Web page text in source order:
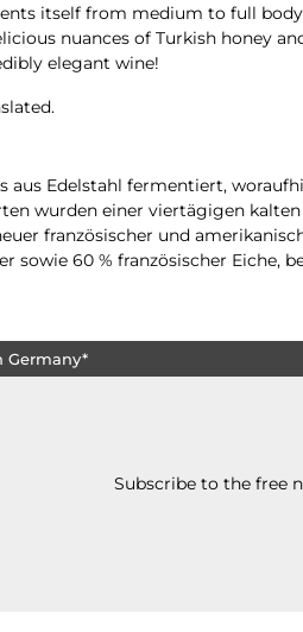
itself from medium to full
nuances of Turkish honey
elegant wine!
aus Edelstahl fermentiert,
wurden einer viertägigen
französischer und
sowie 60 % französischer
Germany*
Subscribe to the free